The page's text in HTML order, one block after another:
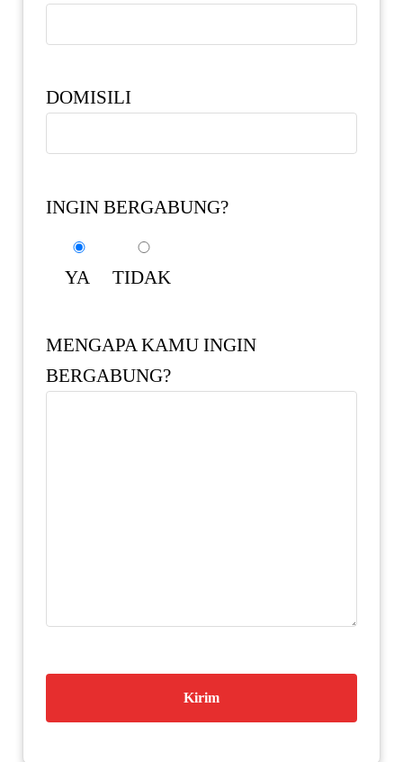
DOMISILI
INGIN BERGABUNG?
YA TIDAK
MENGAPA KAMU INGIN
BERGABUNG?